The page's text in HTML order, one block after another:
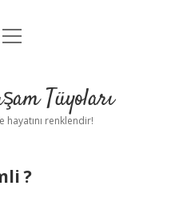
Uyarı
menüyü
Tüyoları
renklendir!
?